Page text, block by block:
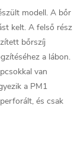
modell. A bőr
kelt. A felső rész
bőrszíj
a lábon.
van
a PM1
és csak